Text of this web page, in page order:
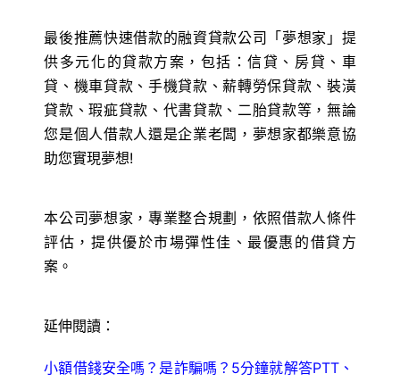
最後推薦快速借款的融資貸款公司「夢想家」提
供多元化的貸款方案，包括：信貸、房貸、車
貸、機車貸款、手機貸款、薪轉勞保貸款、裝潢
貸款、瑕疵貸款、代書貸款、二胎貸款等，無論
您是個人借款人還是企業老闆，夢想家都樂意協
助您實現夢想!
本公司夢想家，專業整合規劃，依照借款人條件
評估，提供優於市場彈性佳、最優惠的借貸方
案。
延伸閱讀：
小額借錢安全嗎？是詐騙嗎？5分鐘就解答PTT、